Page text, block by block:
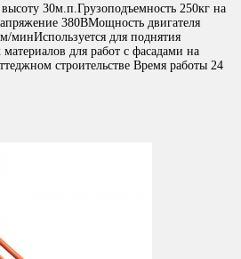
30м.п.Грузоподъемность 250кг на
380ВМощность двигателя
минИспользуется для поднятия
для работ с фасадами на
строительстве Время работы 24